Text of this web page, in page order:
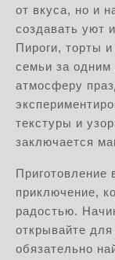
от вкуса, но и
создавать уют
Пироги, торты
семьи за одним
атмосферу
текстуры и
заключается
Приготовление
приключение,
радостью.
открывайте
обязательно